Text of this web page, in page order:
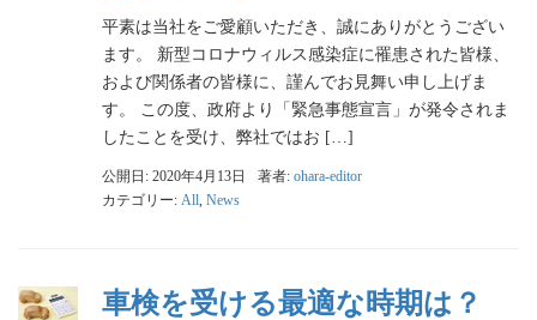
平素は当社をご愛顧いただき、誠にありがとうござい
ます。 新型コロナウィルス感染症に罹患された皆様、
および関係者の皆様に、謹んでお見舞い申し上げま
す。 この度、政府より「緊急事態宣言」が発令されま
したことを受け、弊社ではお […]
公開日: 2020年4月13日 著者: ohara-editor
カテゴリー: All, News
車検を受ける最適な時期は？